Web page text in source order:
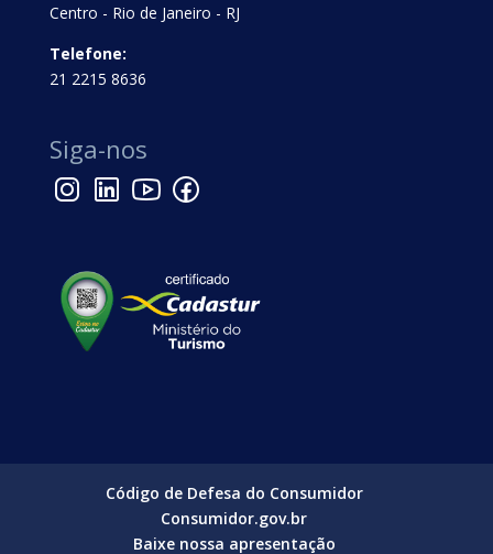
Centro - Rio de Janeiro - RJ
Telefone:
21 2215 8636
Siga-nos
Código de Defesa do Consumidor
Consumidor.gov.br
Baixe nossa apresentação